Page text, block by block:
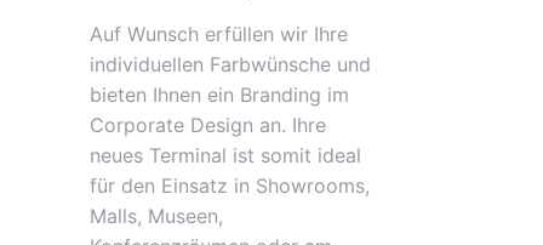
Auf Wunsch erfüllen wir Ihre
individuellen Farbwünsche und
bieten Ihnen ein Branding im
Corporate Design an. Ihre
neues Terminal ist somit ideal
für den Einsatz in Showrooms,
Malls, Museen,